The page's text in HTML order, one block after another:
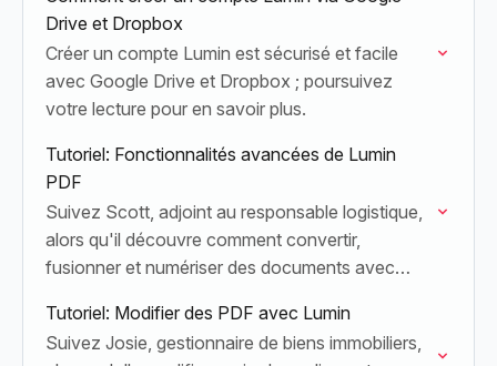
Drive et Dropbox
Créer un compte Lumin est sécurisé et facile
avec Google Drive et Dropbox ; poursuivez
votre lecture pour en savoir plus.
Tutoriel: Fonctionnalités avancées de Lumin
PDF
Suivez Scott, adjoint au responsable logistique,
alors qu'il découvre comment convertir,
fusionner et numériser des documents avec
Tutoriel: Modifier des PDF avec Lumin
Suivez Josie, gestionnaire de biens immobiliers,